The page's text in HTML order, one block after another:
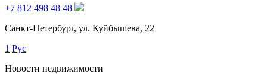
+7 812 498 48 48
Санкт-Петербург, ул. Куйбышева, 22
1 Рус
Новости недвижимости